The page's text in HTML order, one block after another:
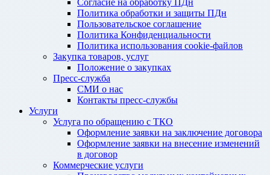
Согласие на обработку ПДн
Политика обработки и защиты ПДн
Пользовательское соглашение
Политика Конфиденциальности
Политика использования cookie-файлов
Закупка товаров, услуг
Положение о закупках
Пресс-служба
СМИ о нас
Контакты пресс-службы
Услуги
Услуга по обращению с ТКО
Оформление заявки на заключение договора
Оформление заявки на внесение изменений
в договор
Коммерческие услуги